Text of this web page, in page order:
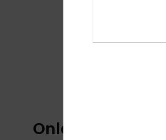
Onlangs bekeken